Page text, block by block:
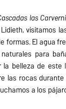
las
visitamos
formas. El agua
para
belleza de este
las rocas
a los